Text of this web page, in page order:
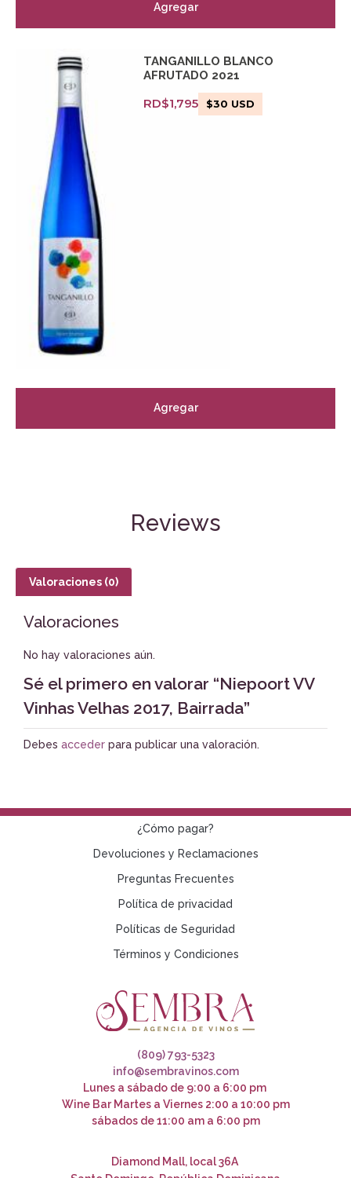
Agregar
TANGANILLO BLANCO
AFRUTADO 2021
RD$1,795 $30 USD
Agregar
Reviews
Valoraciones (0)
Valoraciones
No hay valoraciones aún.
Sé el primero en valorar “Niepoort VV
Vinhas Velhas 2017, Bairrada”
Debes acceder para publicar una valoración.
¿Cómo pagar?
Devoluciones y Reclamaciones
Preguntas Frecuentes
Política de privacidad
Políticas de Seguridad
Términos y Condiciones
(809) 793-5323
info@sembravinos.com
Lunes a sábado de 9:00 a 6:00 pm
Wine Bar Martes a Viernes 2:00 a 10:00 pm
sábados de 11:00 am a 6:00 pm
Diamond Mall, local 36A